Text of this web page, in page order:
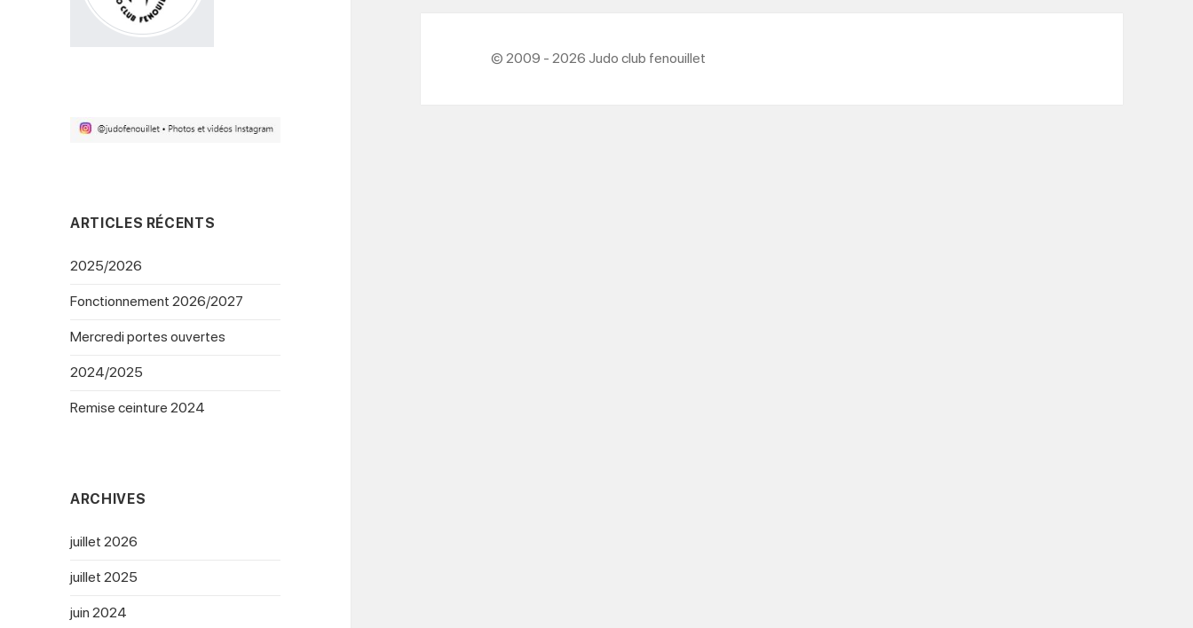
ARTICLES RÉCENTS
2025/2026
Fonctionnement 2026/2027
Mercredi portes ouvertes
2024/2025
Remise ceinture 2024
ARCHIVES
juillet 2026
juillet 2025
juin 2024
© 2009 - 2026 Judo club fenouillet